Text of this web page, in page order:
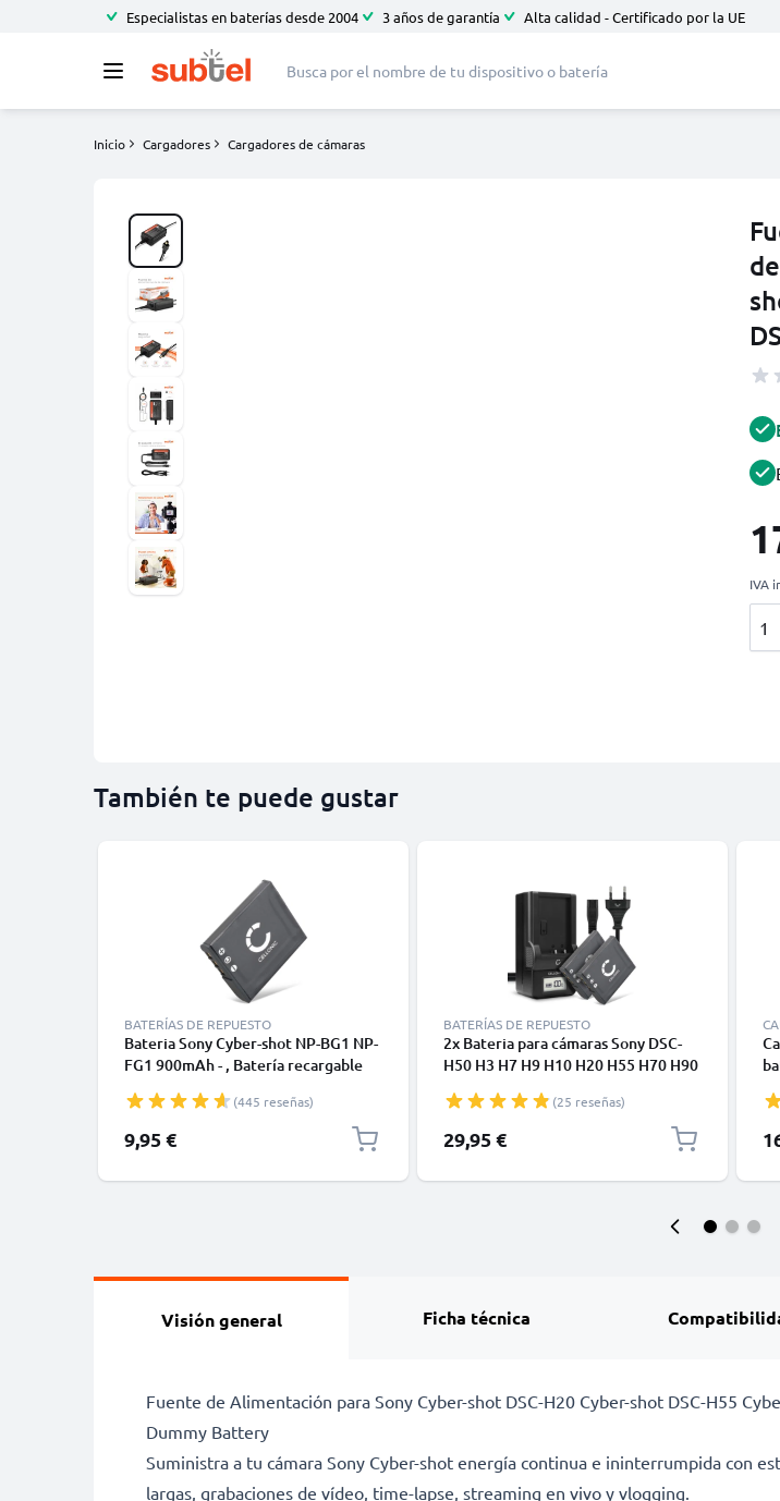
Especialistas en baterías desde 2004 3 años de garantía Alta calidad - Certificado por la UE
Inicio Cargadores Cargadores de cámaras
IVA
También te puede gustar
BATERÍAS DE REPUESTO
Bateria Sony Cyber-shot NP-BG1 NP-
FG1 900mAh - , Batería recargable
H9 -H10 -H20 -H50 -H55 -H70 -H90
DSC-HX9V -HX5V -HX7V -HX10V -
HX20V DSC-W55
(445 reseñas)
9,95 €
BATERÍAS DE REPUESTO
2x Bateria para cámaras Sony DSC-
H50 H3 H7 H9 H10 H20 H55 H70 H90
HX20V DSC-W55 - NP-BG1 NP-FG1
900mAh + Cargador rápido BC-CSGB
BC-CSGC Baterías recargables
(25 reseñas)
29,95 €
Visión general Ficha técnica
Fuente de Alimentación para Sony Cyber-shot DSC-H20 Cyber-shot DSC-H55
Dummy Battery
Suministra a tu cámara Sony Cyber-shot energía continua e ininterrumpida con
largas, grabaciones de vídeo, time-lapse, streaming en vivo y vlogging.